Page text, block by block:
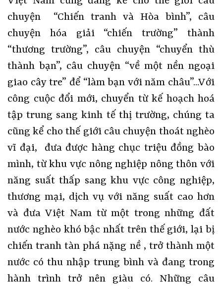
chuyện “Chiến tranh và Hòa bình”, câu
chuyện hóa giải “chiến trường” thành
“thương trường”, câu chuyện “chuyển thù
thành bạn”, câu chuyện “về một nền ngoại
giao cây tre” để “làm bạn với năm châu”...Với
công cuộc đổi mới, chuyển từ kế hoạch hoá
tập trung sang kinh tế thị trường, chúng ta
cũng kể cho thế giới câu chuyện thoát nghèo
vĩ đại, đưa được hàng chục triệu đồng bào
mình, từ khu vực nông nghiệp nông thôn với
năng suất thấp sang khu vực công nghiệp,
thương mại, dịch vụ với năng suất cao hơn
và đưa Việt Nam từ một trong những đất
nước nghèo khó bậc nhất trên thế giới, lại bị
chiến tranh tàn phá nặng nề , trở thành một
nước có thu nhập trung bình và đang trong
hành trình trở nên giàu có. Những câu